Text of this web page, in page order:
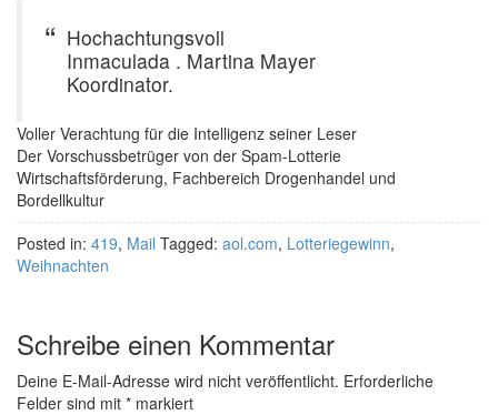
Hochachtungsvoll
Inmaculada . Martina Mayer
Koordinator.
Voller Verachtung für die Intelligenz seiner Leser
Der Vorschussbetrüger von der Spam-Lotterie
Wirtschaftsförderung, Fachbereich Drogenhandel und
Bordellkultur
Posted in: 419, Mail Tagged: aol.com, Lotteriegewinn,
Weihnachten
Schreibe einen Kommentar
Deine E-Mail-Adresse wird nicht veröffentlicht. Erforderliche
Felder sind mit * markiert